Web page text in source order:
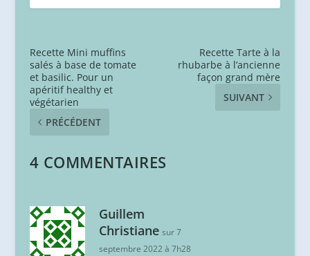
Recette Mini muffins
salés à base de tomate
et basilic. Pour un
apéritif healthy et
végétarien
PRÉCÉDENT
Recette Tarte à la
rhubarbe à l’ancienne
façon grand mère
SUIVANT
4 COMMENTAIRES
Guillem
Christiane sur 7
septembre 2022 à 7h28